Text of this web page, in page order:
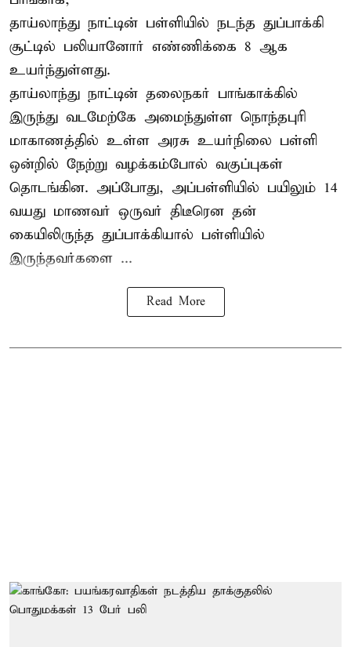
தாய்லாந்து நாட்டின் பள்ளியில் நடந்த துப்பாக்கி
சூட்டில் பலியானோர் எண்ணிக்கை 8 ஆக
உயர்ந்துள்ளது.
தாய்லாந்து நாட்டின் தலைநகர் பாங்காக்கில்
இருந்து வடமேற்கே அமைந்துள்ள நொந்தபுரி
மாகாணத்தில் உள்ள அரசு உயர்நிலை பள்ளி
ஒன்றில் நேற்று வழக்கம்போல் வகுப்புகள்
தொடங்கின. அப்போது, அப்பள்ளியில் பயிலும் 14
வயது மாணவர் ஒருவர் திடீரென தன்
கையிலிருந்த துப்பாக்கியால் பள்ளியில்
இருந்தவர்களை ...
Read More